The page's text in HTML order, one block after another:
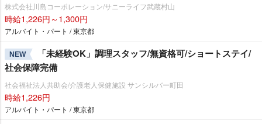
株式会社川島コーポレーション/サニーライフ武蔵村山
時給1,226円～1,300円
アルバイト・パート / 東京都
NEW
「未経験OK」調理スタッフ/無資格可/ショートステイ/
社会保障完備
社会福祉法人共助会/介護老人保健施設 サンシルバー町田
時給1,226円
アルバイト・パート / 東京都